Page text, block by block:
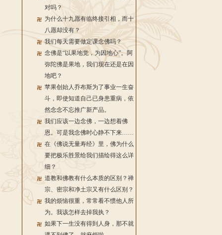
对吗？
为什么十九愿有临终接引相，而十
八愿却没有？
我们每天需要做定课念佛吗？
念佛是“以果地觉，为因地心”。阿
弥陀佛是果地，我们现在还是在因
地吧？
苹果创始人乔布斯为了事业一生奋
斗，即使知道自己已身患重病，依
然念念不忘推广新产品。
我们应该一边念佛，一边想着佛
恩。可是我念佛时心静不下来……
在《佛说无量寿经》里，佛为什么
要把极乐胜景给我们描绘得这么详
细？
道教和佛教有什么本质的区别？禅
宗、密宗和净土宗又有什么区别？
我的烦恼很重，常常看不惯他人所
为。我该怎样去掉我执？
如果下一生没有得到人身，那不就